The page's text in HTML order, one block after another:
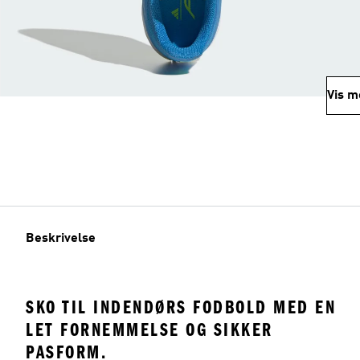
Vis
Beskrivelse
SKO TIL INDENDØRS FODBOLD MED EN
LET FORNEMMELSE OG SIKKER
PASFORM.